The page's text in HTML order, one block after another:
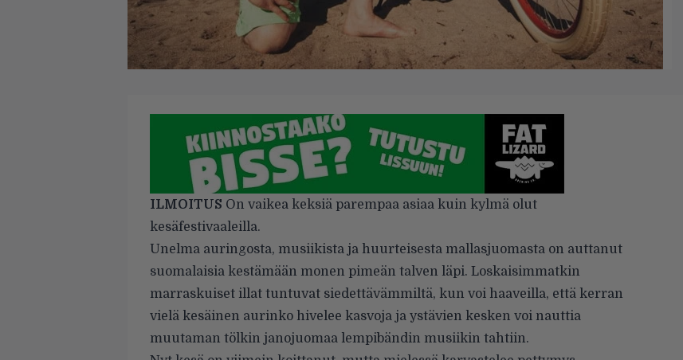
ILMOITUS On vaikea keksiä parempaa asiaa kuin kylmä olut
kesäfestivaaleilla.
Unelma auringosta, musiikista ja huurteisesta mallasjuomasta on auttanut
suomalaisia kestämään monen pimeän talven läpi. Loskaisimmatkin
marraskuiset illat tuntuvat siedettävämmiltä, kun voi haaveilla, että kerran
vielä kesäinen aurinko hivelee kasvoja ja ystävien kesken voi nauttia
muutaman tölkin janojuomaa lempibändin musiikin tahtiin.